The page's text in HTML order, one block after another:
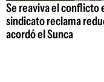
Se reaviva el conflicto
sindicato reclama
acordó el Sunca